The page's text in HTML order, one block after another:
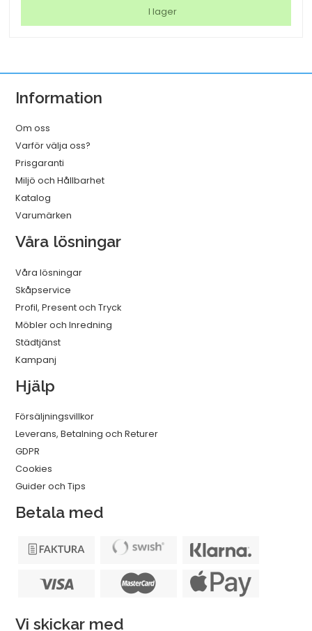
C
C
2.0
1m
mängd
I lager
Information
Om oss
Varför välja oss?
Prisgaranti
Miljö och Hållbarhet
Katalog
Varumärken
Våra lösningar
Våra lösningar
Skåpservice
Profil, Present och Tryck
Möbler och Inredning
Städtjänst
Kampanj
Hjälp
Försäljningsvillkor
Leverans, Betalning och Returer
GDPR
Cookies
Guider och Tips
Betala med
Vi skickar med